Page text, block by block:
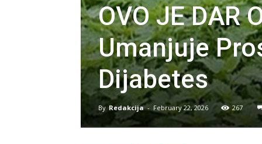
OVO JE DAR
Umanjuje
Dijabetes
By Redakcija - February 22, 2026 267